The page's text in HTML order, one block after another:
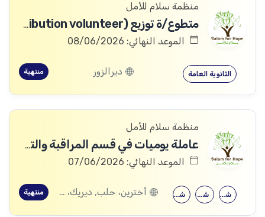
منظمة سلام للأمل
متطوع/ة توزيع (Distribution volunteer)
الموعد النهائي: 08/06/2026
الثانوية العامة ديرالزور منتهية
منظمة سلام للأمل
عاملة يوميات في قسم المراقبة والتقييم
الموعد النهائي: 07/06/2026
شهادة معهد شهادة جامعية شهادة معهد أخترين، حلب, ديريك، الحسكة منتهية